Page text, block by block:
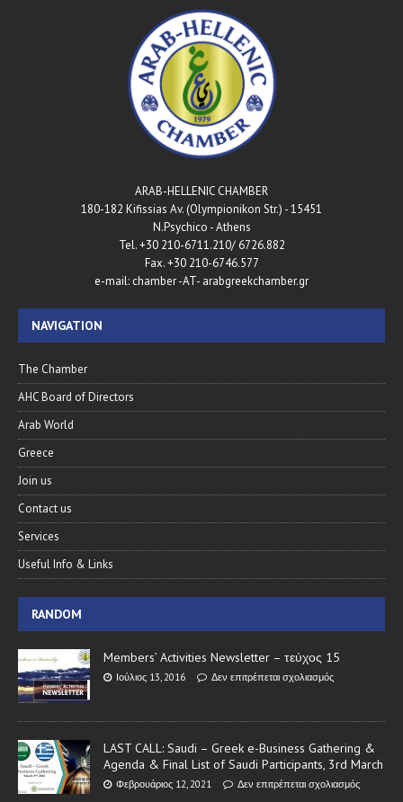
ARAB-HELLENIC CHAMBER
180-182 Kifissias Av. (Olympionikon Str.) - 15451
N.Psychico - Athens
Tel. +30 210-6711.210/ 6726.882
Fax. +30 210-6746.577
e-mail: chamber -AT- arabgreekchamber.gr
NAVIGATION
The Chamber
AHC Board of Directors
Arab World
Greece
Join us
Contact us
Services
Useful Info & Links
RANDOM
Members’ Activities Newsletter – τεύχος 15
Ιούλιος 13, 2016 Δεν επιτρέπεται σχολιασμός
LAST CALL: Saudi – Greek e-Business Gathering &
Agenda & Final List of Saudi Participants, 3rd March
Φεβρουάριος 12, 2021 Δεν επιτρέπεται σχολιασμός